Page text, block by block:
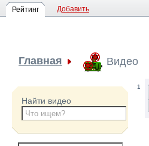
Рейтинг Добавить
Главная Видео
Найти видео
1